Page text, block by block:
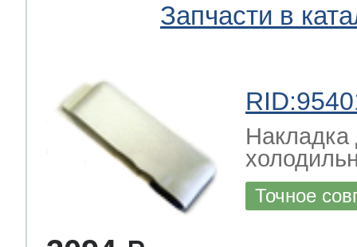
Запчасти в
Накладка
Точное